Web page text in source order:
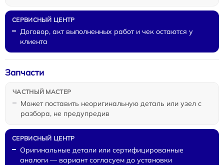
Договор, акт выполненных работ и чек остаются у
клиента
Может поставить неоригинальную деталь или узел с
разбора, не предупредив
Запчасти
Оригинальные детали или сертифицированные
аналоги — вариант согласуем до установки